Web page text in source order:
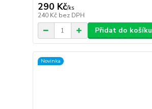
290 Kč/ks
240 Kč bez DPH
Přidat do košíku
Novinka